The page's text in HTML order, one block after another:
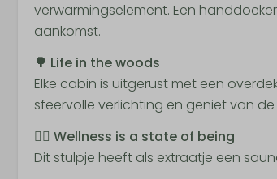
verwarmingselement. Een
aankomst.
🌳 Life in the woods
Elke cabin is uitgerust met een
sfeervolle verlichting en geniet van
🧖‍♀️ Wellness is a state of being
Dit stulpje heeft als extraatje een